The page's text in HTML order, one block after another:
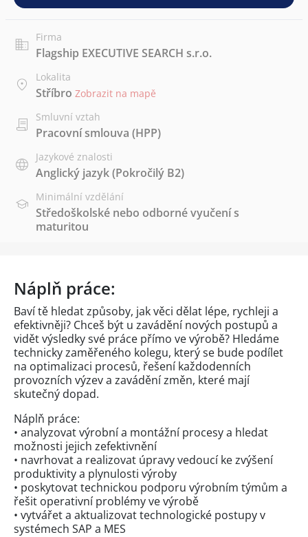
Firma
Flagship EXECUTIVE SEARCH s.r.o.
Lokalita
Stříbro Zobrazit na mapě
Smluvní vztah
Pracovní smlouva (HPP)
Jazykové znalosti
Anglický jazyk(Pokročilý B2)
Minimální vzdělání
Středoškolské nebo odborné vyučení s
maturitou
Náplň práce:
Baví tě hledat způsoby, jak věci dělat lépe, rychleji a
efektivněji? Chceš být u zavádění nových postupů a
vidět výsledky své práce přímo ve výrobě? Hledáme
technicky zaměřeného kolegu, který se bude podílet
na optimalizaci procesů, řešení každodenních
provozních výzev a zavádění změn, které mají
skutečný dopad.
Náplň práce:
• analyzovat výrobní a montážní procesy a hledat
možnosti jejich zefektivnění
• navrhovat a realizovat úpravy vedoucí ke zvýšení
produktivity a plynulosti výroby
• poskytovat technickou podporu výrobním týmům a
řešit operativní problémy ve výrobě
• vytvářet a aktualizovat technologické postupy v
systémech SAP a MES